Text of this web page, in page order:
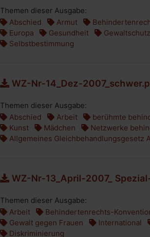
Themen dieser Ausgabe:
Abschied
Armut
Europa
Gesundheit Gewaltschutz
Selbstbestimmung
WZ-Nr-14_Dez-
Themen dieser Ausgabe:
Abschied
Arbeit berühmte
Kunst
Mädchen Netzwerke
Allgemeines Gleichbehandlungsgesetz
WZ-Nr-13_April-2007_
Themen dieser Ausgabe:
Arbeit
Behindertenrechts-
Gewalt gegen Frauen
International
Diskriminierung